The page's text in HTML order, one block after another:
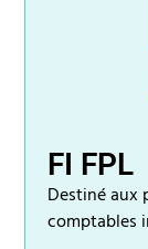
FI FPL
Destiné aux
comptables